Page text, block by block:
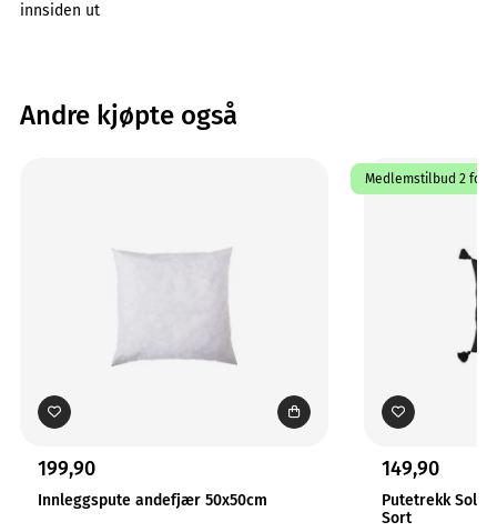
innsiden ut
Andre kjøpte også
199,90
Innleggspute andefjær 50x50cm
Medlemstilbud 2 for 1
149,90
Putetrekk Solo
Sort